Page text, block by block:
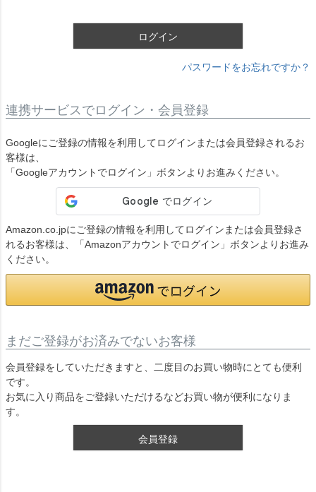
ログイン
パスワードをお忘れですか？
連携サービスでログイン・会員登録
Googleにご登録の情報を利用してログインまたは会員登録されるお
客様は、
「Googleアカウントでログイン」ボタンよりお進みください。
Amazon.co.jpにご登録の情報を利用してログインまたは会員登録さ
れるお客様は、「Amazonアカウントでログイン」ボタンよりお進み
ください。
まだご登録がお済みでないお客様
会員登録をしていただきますと、二度目のお買い物時にとても便利
です。
お気に入り商品をご登録いただけるなどお買い物が便利になりま
す。
会員登録